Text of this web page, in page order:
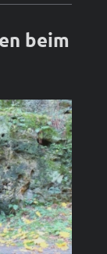
beim